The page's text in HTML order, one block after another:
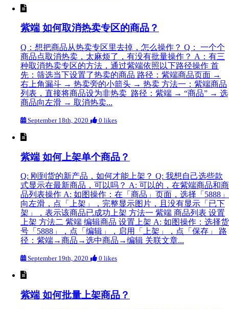
紫端 如何取消热卖专区的商品？
Q：想把商品从热卖专区里去掉，怎么操作？ Q： 一个个
商品点取消热卖，太麻烦了，有没有批量操作？ A：有三
种取消热卖专区的方法，通过紫端依照以下路径操作 首
先：筛选当下设置了热卖的商品 路径：紫端商品页面 →
右上角漏斗 → 热卖旁的小箭头 → 热卖 方法一：紫端商品
列表，直接将商品设为非热卖 路径：紫端 → “商品” → 选
商品向左滑 → 取消热卖...
September 18th, 2020 0 likes
紫端 如何上架单个商品？
Q: 刚到货的新产品，如何才能上架？ Q: 我想自己选些款
式显示在最新商品，可以吗？ A: 可以的，在紫端商品和商
品列表操作 A: 如图操作：在「商品」页面，选择「5888」
向左滑，点「上架」，完整显示图片，且没有显示「已下
架」，表示该商品已成功上架 方法一 紫端 商品列表 设置
上架 方法二 紫端 编辑商品 设置上架 A: 如图操作：选择货
号「5888」，点「编辑」，启用「上架」，点「保存」 路
径：紫端→商品→选中商品→编辑 关联文章...
September 19th, 2020 0 likes
紫端 如何批量上架商品？